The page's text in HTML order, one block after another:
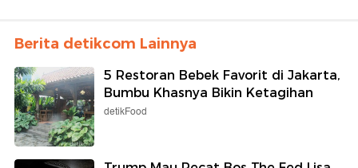
Berita detikcom Lainnya
5 Restoran Bebek Favorit di Jakarta,
Bumbu Khasnya Bikin Ketagihan
detikFood